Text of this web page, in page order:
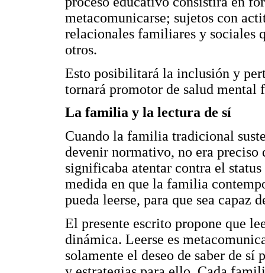
metacomunicarse; sujetos con
relacionales familiares y sociales
otros.
Esto posibilitará la inclusión y
tornará promotor de salud mental
La familia y la lectura de sí
Cuando la familia tradicional
devenir normativo, no era preciso
significaba atentar contra el
medida en que la familia
pueda leerse, para que sea
El presente escrito propone que
dinámica. Leerse es
solamente el deseo de saber de